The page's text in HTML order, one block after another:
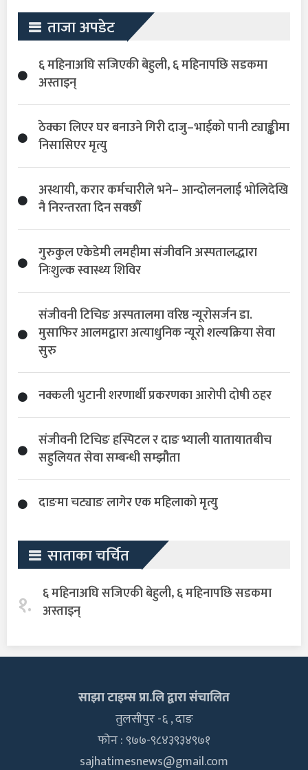
ताजा अपडेट
६ महिनाअघि सजिएकी बेहुली, ६ महिनापछि सडकमा
अस्ताइन्
ठेक्का लिएर घर बनाउने गिरी दाजु–भाईको पानी ट्याङ्कीमा
निसासिएर मृत्यु
अस्थायी, करार कर्मचारीले भने– आन्दोलनलाई भोलिदेखि
नै निरन्तरता दिन सक्छौँ
गुरुकुल एकेडेमी लमहीमा संजीवनि अस्पतालद्धारा
निःशुल्क स्वास्थ्य शिविर
संजीवनी टिचिङ अस्पतालमा वरिष्ठ न्यूरोसर्जन डा.
मुसाफिर आलमद्वारा अत्याधुनिक न्यूरो शल्यक्रिया सेवा
सुरु
नक्कली भुटानी शरणार्थी प्रकरणका आरोपी दोषी ठहर
संजीवनी टिचिङ हस्पिटल र दाङ भ्याली यातायातबीच
सहुलियत सेवा सम्बन्धी सम्झौता
दाङमा चट्याङ लागेर एक महिलाको मृत्यु
साताका चर्चित
१. ६ महिनाअघि सजिएकी बेहुली, ६ महिनापछि सडकमा
अस्ताइन्
साझा टाइम्स प्रा.लि द्वारा संचालित
तुलसीपुर -६ , दाङ
फोन : ९७७-९८४३९३४९७१
sajhatimesnews@gmail.com